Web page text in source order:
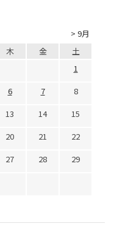
> 9月
木 金
土
1
6 7
8
13 14
15
20 21
22
27 28
29